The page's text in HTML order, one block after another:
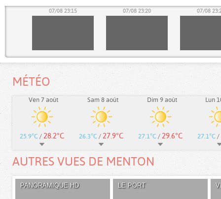
07/08 23:15 07/08 23:20 07/08
MÉTÉO
Ven 7 août
25.9°C / 28.2°C
Sam 8 août
26.3°C / 27.9°C
Dim 9 août
27.1°C / 29.6°C
Lun
27.1°C /
AUTRES VUES DE MENTON
PANORAMIQUE HD LE PORT